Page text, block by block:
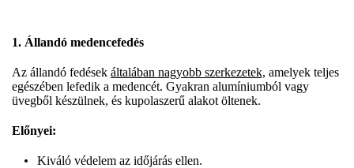
1. Állandó medencefedés
Az állandó fedések általában nagyobb szerkezetek, amelyek teljes
egészében lefedik a medencét. Gyakran alumíniumból vagy
üvegből készülnek, és kupolaszerű alakot öltenek.
Előnyei:
Kiváló védelem az időjárás ellen.